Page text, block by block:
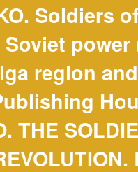
Soldiers
region
THE